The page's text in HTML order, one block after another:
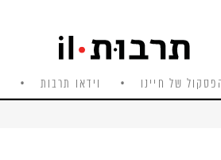
של חיינו וידאו תרבות